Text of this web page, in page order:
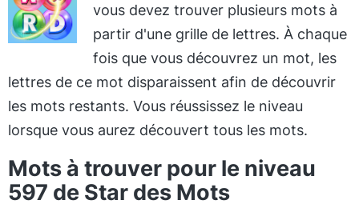
vous devez trouver plusieurs mots à
partir d'une grille de lettres. À chaque
fois que vous découvrez un mot, les
lettres de ce mot disparaissent afin de découvrir
les mots restants. Vous réussissez le niveau
lorsque vous aurez découvert tous les mots.
Mots à trouver pour le niveau
597 de Star des Mots